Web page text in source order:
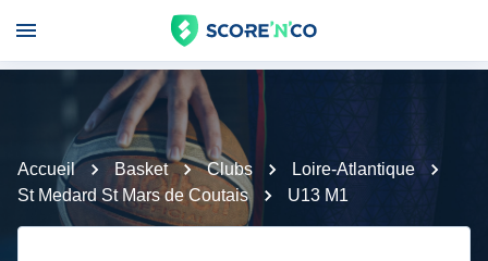
Accueil Basket Clubs
Loire-Atlantique
St Medard St Mars de Coutais
U13 M1